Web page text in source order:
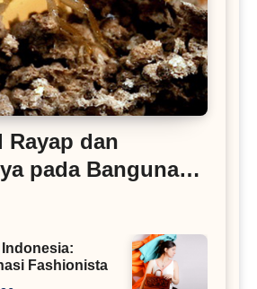
Rayap dan
pada Bangunan
Fashionista